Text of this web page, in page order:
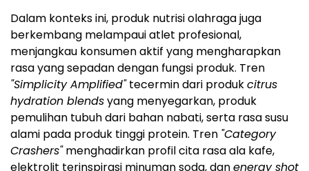
Dalam konteks ini, produk nutrisi olahraga juga
berkembang melampaui atlet profesional,
menjangkau konsumen aktif yang mengharapkan
rasa yang sepadan dengan fungsi produk. Tren
"Simplicity Amplified"tecermin dari produkcitrus
hydration blendsyang menyegarkan, produk
pemulihan tubuh dari bahan nabati, serta rasa susu
alami pada produk tinggi protein. Tren "Category
Crashers"menghadirkan profil cita rasa ala kafe,
elektrolit terinspirasi minuman soda, danenergy shot